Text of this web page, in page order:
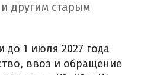
другим старым
до 1 июля 2027 года
ввоз и обращение